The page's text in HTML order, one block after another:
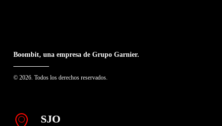
Boombit, una empresa de Grupo Garnier.
© 2026. Todos los derechos reservados.
SJO